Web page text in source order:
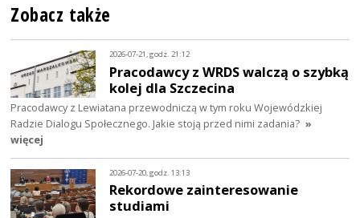
Zobacz także
2026-07-21, godz. 21:12
Pracodawcy z WRDS walczą o szybką
kolej dla Szczecina
Pracodawcy z Lewiatana przewodniczą w tym roku Wojewódzkiej
Radzie Dialogu Społecznego. Jakie stoją przed nimi zadania? »
więcej
2026-07-20, godz. 13:13
Rekordowe zainteresowanie
studiami